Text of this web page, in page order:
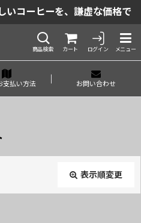
いコーヒーを、謙虚な価格で
商品検索 カート ログイン メニュー
支払い方法 お問い合わせ
表示順変更